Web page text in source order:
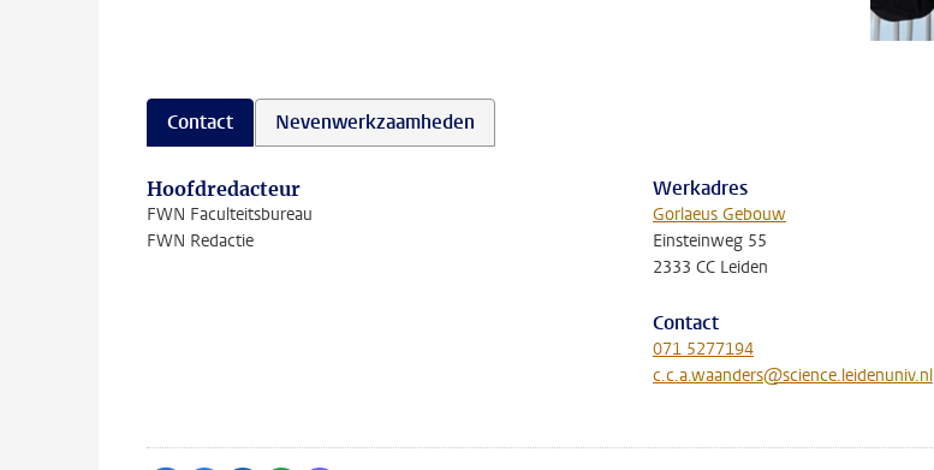
Contact Nevenwerkzaamheden
Hoofdredacteur
FWN Faculteitsbureau
FWN Redactie
Werkadres
Gorlaeus Gebouw
Einsteinweg 55
2333 CC Leiden
Contact
071 5277194
c.c.a.waanders@science.leidenuniv.nl